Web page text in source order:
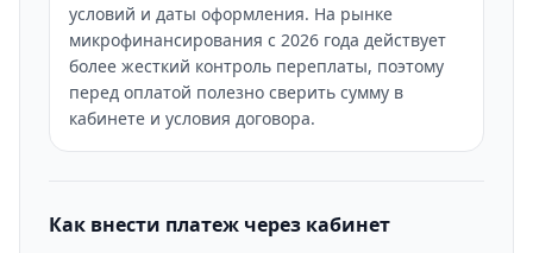
условий и даты оформления. На рынке
микрофинансирования с 2026 года действует
более жесткий контроль переплаты, поэтому
перед оплатой полезно сверить сумму в
кабинете и условия договора.
Как внести платеж через кабинет